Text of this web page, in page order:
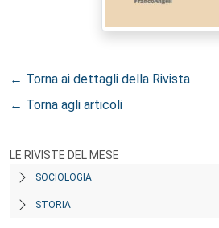
← Torna ai dettagli della Rivista
← Torna agli articoli
LE RIVISTE DEL MESE
SOCIOLOGIA
STORIA